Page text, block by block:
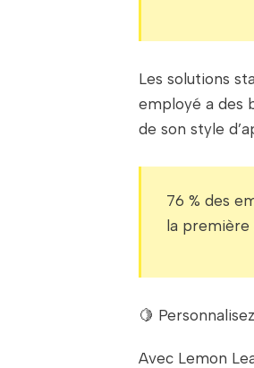
Les solutions
employé a des
de son style
76 % des
la
🍋
Avec Lemon